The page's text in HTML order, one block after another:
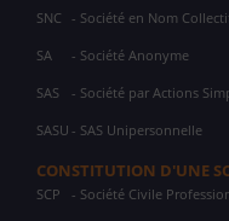
SNC - Société en Nom
SA - Société Anonyme
SAS - Société par Actions
SASU - SAS Unipersonnelle
CONSTITUTION D'UNE
SCP - Société Civile